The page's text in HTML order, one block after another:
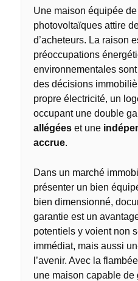
Une maison équipée
photovoltaïques attire
d’acheteurs. La raison
préoccupations
environnementales
des décisions
propre électricité, un
occupant une double
allégées et une
accrue.
Dans un marché
présenter un bien
bien dimensionné,
garantie est un
potentiels y voient non
immédiat, mais aussi
l’avenir. Avec la
une maison capable de